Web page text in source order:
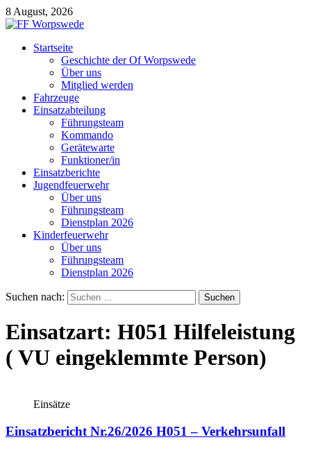
8 August, 2026
Startseite
Geschichte der Of Worpswede
Über uns
Mitglied werden
Fahrzeuge
Einsatzabteilung
Führungsteam
Kommando
Gerätewarte
Funktioner/in
Einsatzberichte
Jugendfeuerwehr
Über uns
Führungsteam
Dienstplan 2026
Kinderfeuerwehr
Über uns
Führungsteam
Dienstplan 2026
Suchen nach:
Einsatzart: H051 Hilfeleistung
( VU eingeklemmte Person)
Einsätze
Einsatzbericht Nr.26/2026 H051 – Verkehrsunfall